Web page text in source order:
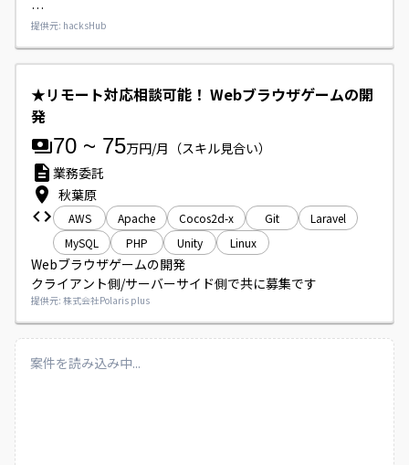
＜具体的には＞
【開発業務】
新コンテンツの開発、既存イベントや既存システムの改修等
【運営業務】
・メンテナンス対応
・カスタマーサポート対応（調査、アイテム付与等）
・業務の自動化、効率化(スクリプトの作成やリファクタリ
ング)
・データ集計等
提供元: hacksHub
★リモート対応相談可能！ Webブラウザゲームの開
発
70 ~ 75万円/月 （スキル見合い）
業務委託
秋葉原
AWS Apache Cocos2d-x Git
Laravel
MySQL
PHP Unity Linux
Webブラウザゲームの開発
クライアント側/サーバーサイド側で共に募集です
提供元: 株式会社Polaris plus
案件を読み込み中...